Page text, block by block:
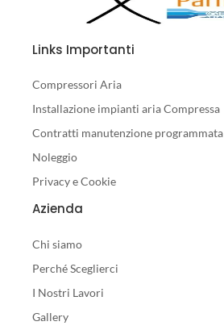
Links Importanti
Compressori Aria
Installazione impianti aria Compressa
Contratti manutenzione programmata
Noleggio
Privacy e Cookie
Azienda
Chi siamo
Perché Sceglierci
I Nostri Lavori
Gallery